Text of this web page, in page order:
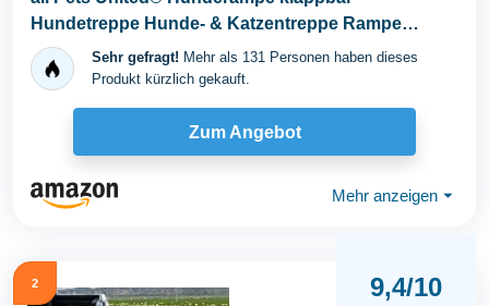
Hundetreppe Hunde- & Katzentreppe Rampe
Einstiegshilfe für...
Sehr gefragt! Mehr als 131 Personen haben dieses
Produkt kürzlich gekauft.
Zum Angebot
Mehr anzeigen ⏷
2 9,4/10